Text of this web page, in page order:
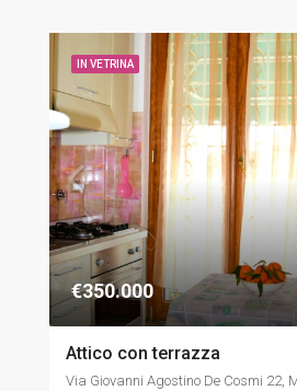
IN VETRINA
€350.000
Attico con terrazza